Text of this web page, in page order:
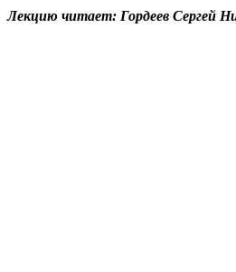
Лекцию читает: Гордеев Сергей